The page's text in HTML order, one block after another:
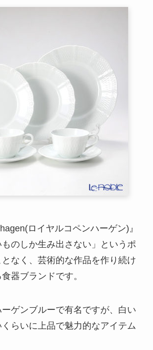
ロイヤルコペンハーゲン)』
のしか生み出さない」というポ
となく、芸術的な作品を作り続け
器ブランドです。
ゲンブルーで有名ですが、白い
らいに上品で魅力的なアイテム